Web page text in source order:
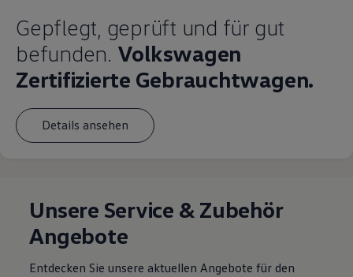
Gepflegt, geprüft und für gut
befunden. Volkswagen
Zertifizierte Gebrauchtwagen.
Details ansehen
Unsere Service & Zubehör
Angebote
Entdecken Sie unsere aktuellen Angebote für den